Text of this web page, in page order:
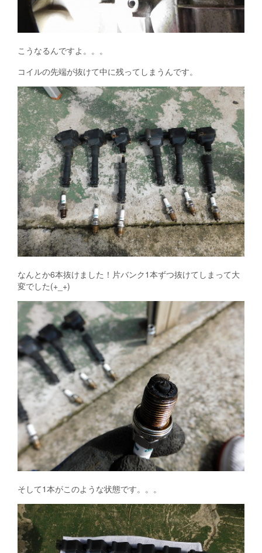
こうなるんですよ。。。
コイルの先端が抜けて中に残ってしまうんです。
なんとか6本抜けました！片バンク1本ずつ抜けてしまって大
変でした(+_+)
そして1本がこのような状態です。。。